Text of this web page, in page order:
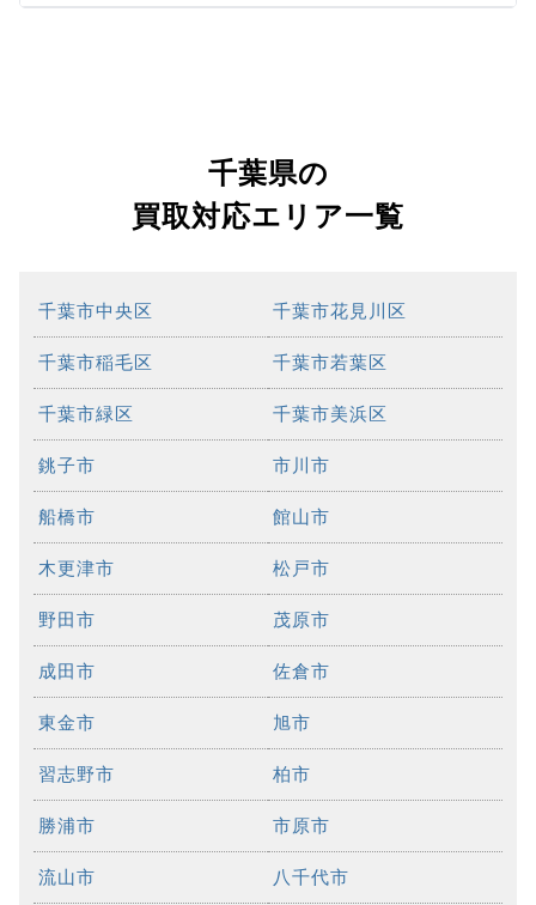
千葉県の
買取対応エリア一覧
千葉市中央区 千葉市花見川区
千葉市稲毛区 千葉市若葉区
千葉市緑区 千葉市美浜区
銚子市 市川市
船橋市 館山市
木更津市 松戸市
野田市 茂原市
成田市 佐倉市
東金市 旭市
習志野市 柏市
勝浦市 市原市
流山市 八千代市